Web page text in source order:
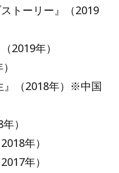
トーリー』（2019
2019年）
』（2018年）※中国
）
年）
年）